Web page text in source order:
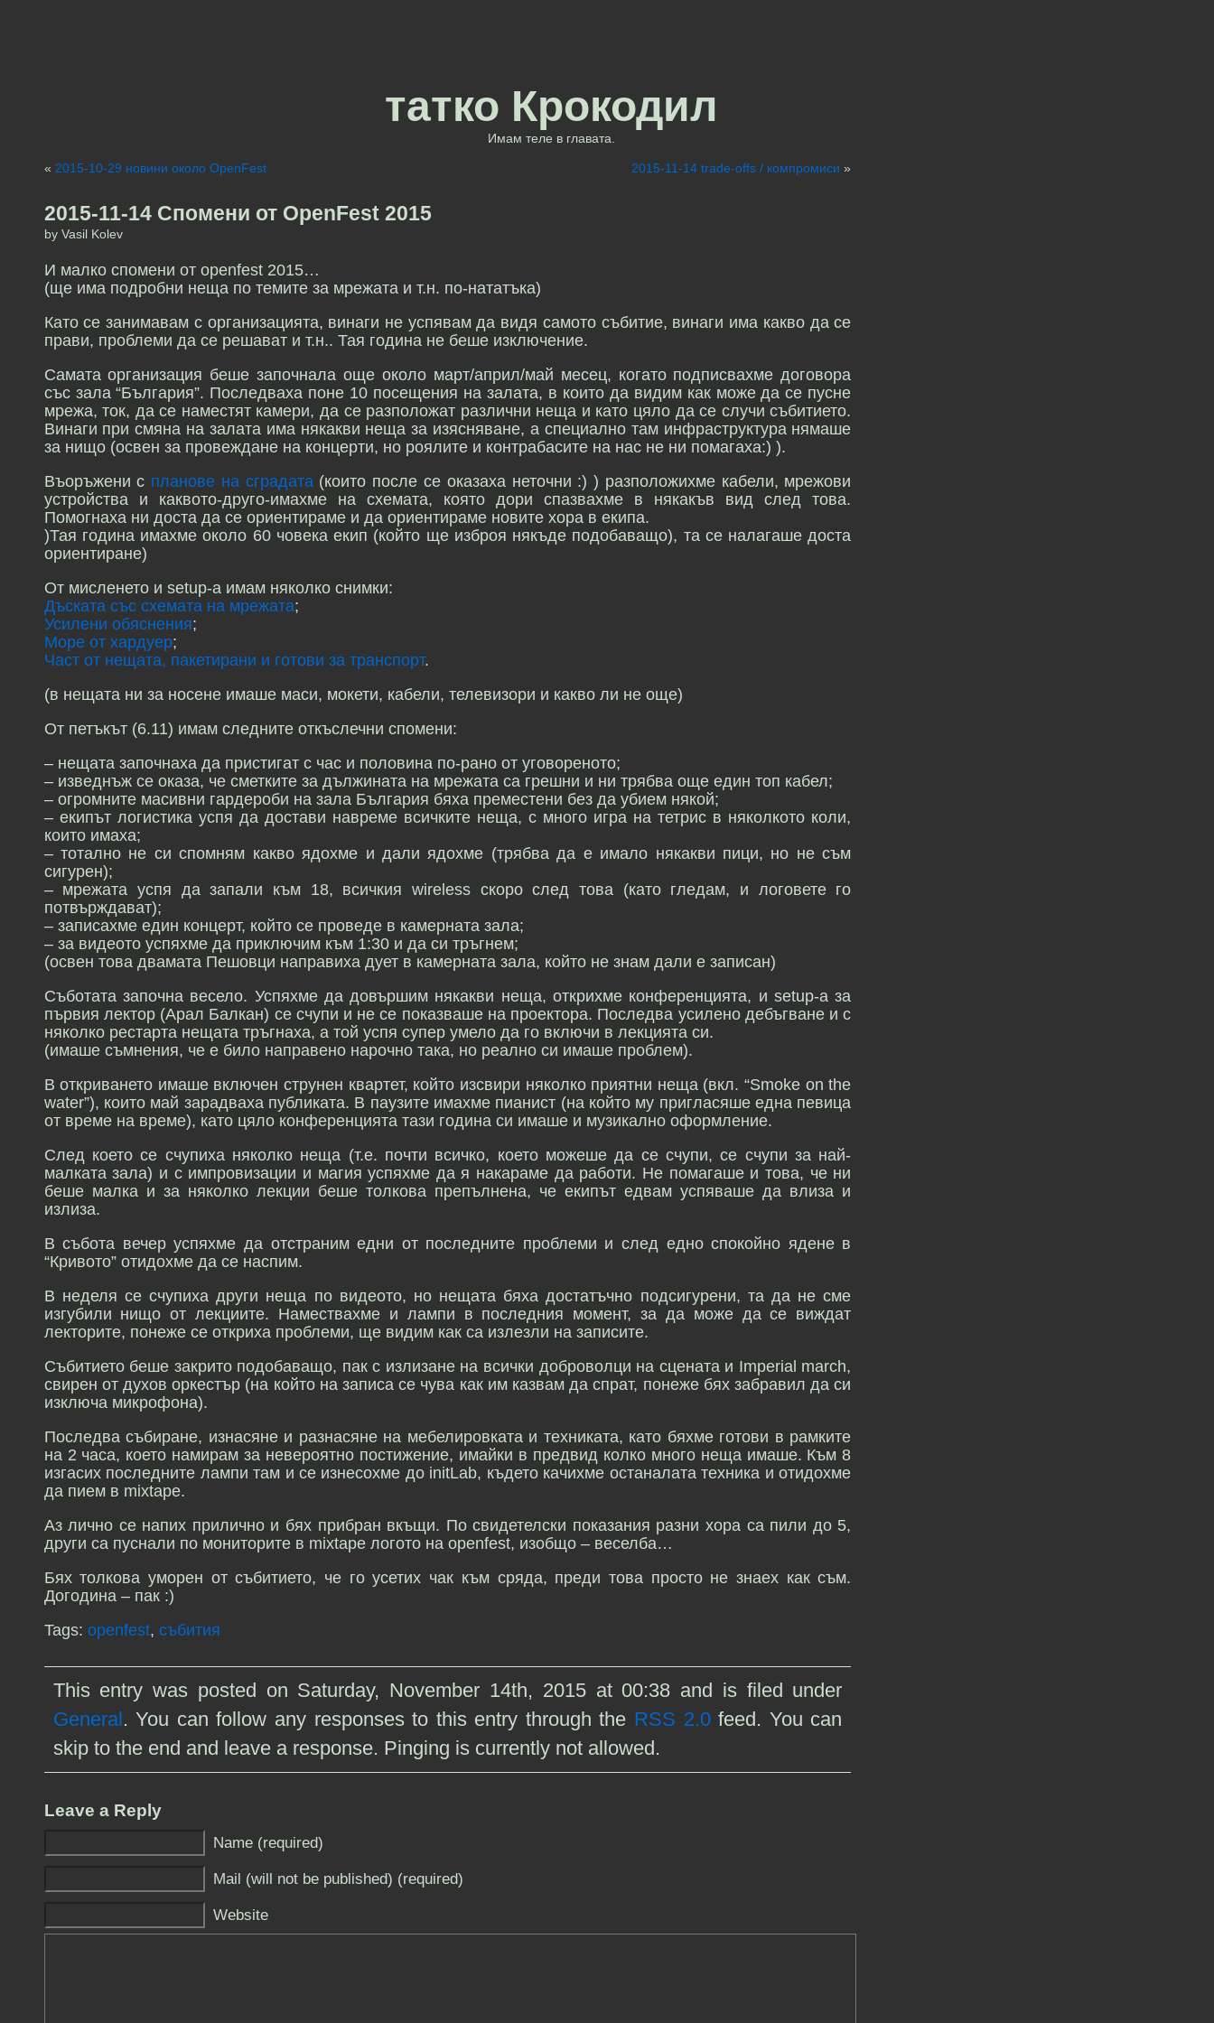
татко Крокодил
Имам теле в главата.
« 2015-10-29 новини около OpenFest 2015-11-14 trade-offs / компромиси »
2015-11-14 Спомени от OpenFest 2015
by Vasil Kolev
И малко спомени от openfest 2015…
(ще има подробни неща по темите за мрежата и т.н. по-нататъка)
Като се занимавам с организацията, винаги не успявам да видя самото събитие, винаги има какво да се
прави, проблеми да се решават и т.н.. Тая година не беше изключение.
Самата организация беше започнала още около март/април/май месец, когато подписвахме договора
със зала “България”. Последваха поне 10 посещения на залата, в които да видим как може да се пусне
мрежа, ток, да се наместят камери, да се разположат различни неща и като цяло да се случи събитието.
Винаги при смяна на залата има някакви неща за изясняване, а специално там инфраструктура нямаше
за нищо (освен за провеждане на концерти, но роялите и контрабасите на нас не ни помагаха:) ).
Въоръжени с планове на сградата(които после се оказаха неточни :) ) разположихме кабели, мрежови
устройства и каквото-друго-имахме на схемата, която дори спазвахме в някакъв вид след това.
Помогнаха ни доста да се ориентираме и да ориентираме новите хора в екипа.
)Тая година имахме около 60 човека екип (който ще изброя някъде подобаващо), та се налагаше доста
ориентиране)
От мисленето и setup-а имам няколко снимки:
Дъската със схемата на мрежата;
Усилени обяснения;
Море от хардуер;
Част от нещата, пакетирани и готови за транспорт.
(в нещата ни за носене имаше маси, мокети, кабели, телевизори и какво ли не още)
От петъкът (6.11) имам следните откъслечни спомени:
– нещата започнаха да пристигат с час и половина по-рано от уговореното;
– изведнъж се оказа, че сметките за дължината на мрежата са грешни и ни трябва още един топ кабел;
– огромните масивни гардероби на зала България бяха преместени без да убием някой;
– екипът логистика успя да достави навреме всичките неща, с много игра на тетрис в няколкото коли,
които имаха;
– тотално не си спомням какво ядохме и дали ядохме (трябва да е имало някакви пици, но не съм
сигурен);
– мрежата успя да запали към 18, всичкия wireless скоро след това (като гледам, и логовете го
потвърждават);
– записахме един концерт, който се проведе в камерната зала;
– за видеото успяхме да приключим към 1:30 и да си тръгнем;
(освен това двамата Пешовци направиха дует в камерната зала, който не знам дали е записан)
Съботата започна весело. Успяхме да довършим някакви неща, открихме конференцията, и setup-а за
първия лектор (Арал Балкан) се счупи и не се показваше на проектора. Последва усилено дебъгване и с
няколко рестарта нещата тръгнаха, а той успя супер умело да го включи в лекцията си.
(имаше съмнения, че е било направено нарочно така, но реално си имаше проблем).
В откриването имаше включен струнен квартет, който изсвири няколко приятни неща (вкл. “Smoke on the
water”), които май зарадваха публиката. В паузите имахме пианист (на който му пригласяше една певица
от време на време), като цяло конференцията тази година си имаше и музикално оформление.
След което се счупиха няколко неща (т.е. почти всичко, което можеше да се счупи, се счупи за най-
малката зала) и с импровизации и магия успяхме да я накараме да работи. Не помагаше и това, че ни
беше малка и за няколко лекции беше толкова препълнена, че екипът едвам успяваше да влиза и
излиза.
В събота вечер успяхме да отстраним едни от последните проблеми и след едно спокойно ядене в
“Кривото” отидохме да се наспим.
В неделя се счупиха други неща по видеото, но нещата бяха достатъчно подсигурени, та да не сме
изгубили нищо от лекциите. Намествахме и лампи в последния момент, за да може да се виждат
лекторите, понеже се откриха проблеми, ще видим как са излезли на записите.
Събитието беше закрито подобаващо, пак с излизане на всички доброволци на сцената и Imperial march,
свирен от духов оркестър (на който на записа се чува как им казвам да спрат, понеже бях забравил да си
изключа микрофона).
Последва събиране, изнасяне и разнасяне на мебелировката и техниката, като бяхме готови в рамките
на 2 часа, което намирам за невероятно постижение, имайки в предвид колко много неща имаше. Към 8
изгасих последните лампи там и се изнесохме до initLab, където качихме останалата техника и отидохме
да пием в mixtape.
Аз лично се напих прилично и бях прибран вкъщи. По свидетелски показания разни хора са пили до 5,
други са пуснали по мониторите в mixtape логото на openfest, изобщо – веселба…
Бях толкова уморен от събитието, че го усетих чак към сряда, преди това просто не знаех как съм.
Догодина – пак :)
Tags: openfest, събития
This entry was posted on Saturday, November 14th, 2015 at 00:38 and is filed under
General. You can follow any responses to this entry through the RSS 2.0feed. You can
skip to the end and leave a response. Pinging is currently not allowed.
Leave a Reply
Name (required)
Mail (will not be published) (required)
Website